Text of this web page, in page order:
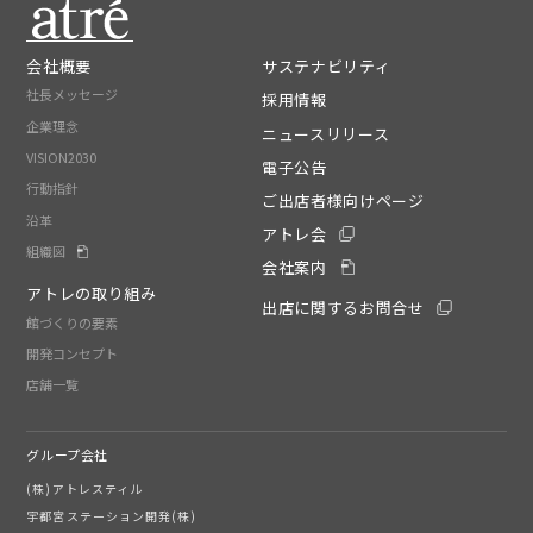
会社概要
社長メッセージ
企業理念
VISION2030
行動指針
沿革
組織図
アトレの取り組み
館づくりの要素
開発コンセプト
店舗一覧
サステナビリティ
採用情報
ニュースリリース
電子公告
ご出店者様向けページ
アトレ会
会社案内
出店に関するお問合せ
グループ会社
(株)アトレスティル
宇都宮ステーション開発(株)